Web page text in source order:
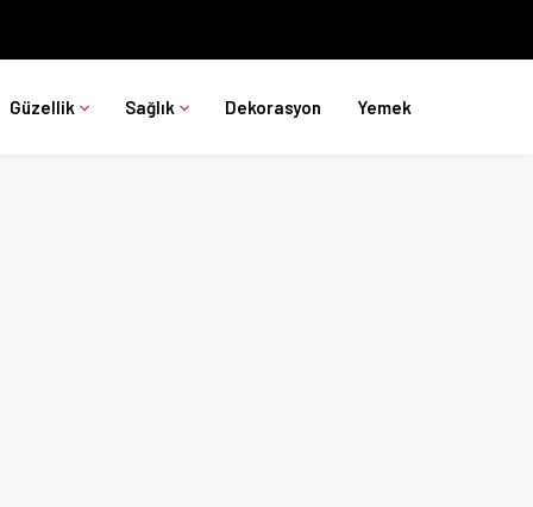
Güzellik Sağlık Dekorasyon Yemek